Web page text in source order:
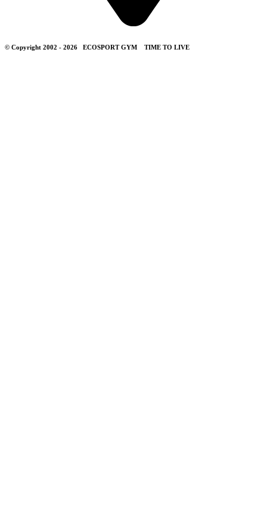
© Copyright 2002 - 2026 ECOSPORT GYM TIME TO LIVE